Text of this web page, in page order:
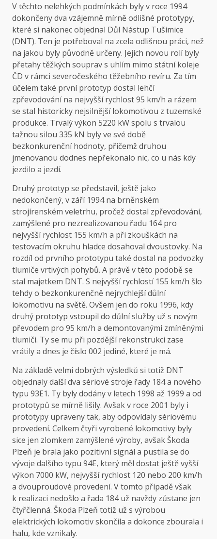
V těchto nelehkých podmínkách byly v roce 1994
dokončeny dva vzájemně mírně odlišné prototypy,
které si nakonec objednal Důl Nástup Tušimice
(DNT). Ten je potřeboval na zcela odlišnou práci, než
na jakou byly původně určeny. Jejich novou rolí byly
přetahy těžkých souprav s uhlím mimo státní koleje
ČD v rámci severočeského těžebního revíru. Za tím
účelem také první prototyp dostal lehčí
zpřevodování na nejvyšší rychlost 95 km/h a rázem
se stal historicky nejsilnější lokomotivou z tuzemské
produkce. Trvalý výkon 5220 kW spolu s trvalou
tažnou silou 335 kN byly ve své době
bezkonkurenční hodnoty, přičemž druhou
jmenovanou dodnes nepřekonalo nic, co u nás kdy
jezdilo a jezdí.
Druhý prototyp se představil, ještě jako
nedokončený, v září 1994 na brněnském
strojírenském veletrhu, pročež dostal zpřevodování,
zamýšlené pro nezrealizovanou řadu 164 pro
nejvyšší rychlost 155 km/h a při zkouškách na
testovacím okruhu hladce dosahoval dvoustovky. Na
rozdíl od prvního prototypu také dostal na podvozky
tlumiče vrtivých pohybů. A právě v této podobě se
stal majetkem DNT. S nejvyšší rychlostí 155 km/h šlo
tehdy o bezkonkurenčně nejrychlejší důlní
lokomotivu na světě. Ovšem jen do roku 1996, kdy
druhý prototyp vstoupil do důlní služby už s novým
převodem pro 95 km/h a demontovanými zmíněnými
tlumiči. Ty se mu při pozdější rekonstrukci zase
vrátily a dnes je číslo 002 jediné, které je má.
Na základě velmi dobrých výsledků si totiž DNT
objednaly další dva sériové stroje řady 184 a nového
typu 93E1. Ty byly dodány v letech 1998 až 1999 a od
prototypů se mírně lišily. Avšak v roce 2001 byly i
prototypy upraveny tak, aby odpovídaly sériovému
provedení. Celkem čtyři vyrobené lokomotivy byly
sice jen zlomkem zamýšlené výroby, avšak Škoda
Plzeň je brala jako pozitivní signál a pustila se do
vývoje dalšího typu 94E, který měl dostat ještě vyšší
výkon 7000 kW, nejvyšší rychlost 120 nebo 200 km/h
a dvouproudové provedení. V tomto případě však
k realizaci nedošlo a řada 184 už navždy zůstane jen
čtyřčlenná. Škoda Plzeň totiž už s výrobou
elektrických lokomotiv skončila a dokonce zbourala i
halu, kde vznikaly.